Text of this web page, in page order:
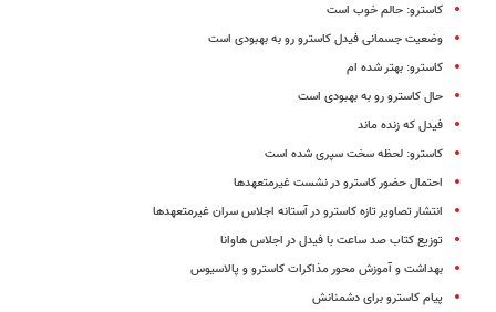
کاسترو: حالم خوب است
وضعیت جسمانی فیدل کاسترو رو به بهبودی است
کاسترو: بهتر شده ام
حال کاسترو رو به بهبودی است
فیدل که زنده ماند
کاسترو: لحظه سخت سپری شده است
احتمال حضور کاسترو در نشست غیرمتعهدها
انتشار تصاویر تازه کاسترو در آستانه اجلاس سران غیرمتعهدها
توزیع کتاب صد ساعت با فیدل در اجلاس هاوانا
بهداشت و آموزش محور مذاکرات کاسترو و پالاسیوس
پیام کاسترو برای دشمنانش